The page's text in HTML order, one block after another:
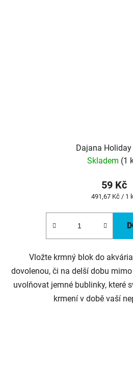
Dajana
Skladem (1
59 Kč
Měrná
491,67 Kč / 1
Vložte krmný blok do
dovolenou, či na delší dobu
uvolňovat jemné bublinky, které
krmení v době vaší